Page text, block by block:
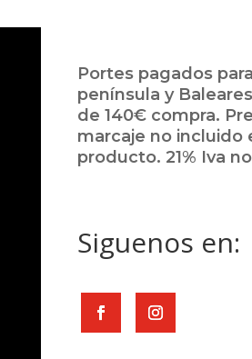
Portes pagados para
península y
de 140€ compra.
marcaje no incluido
producto. 21% Iva
Siguenos en: